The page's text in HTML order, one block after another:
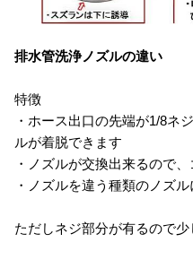
排水管洗浄ノズルの違い
特徴
・ホース出口の先端が1/8ネ
ルが着脱できます
・ノズルが交換出来るので
・ノズルを違う種類のノズ
ただしネジ部分が有るので